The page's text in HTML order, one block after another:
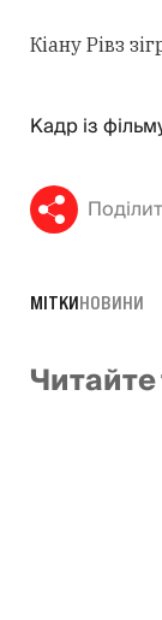
Кіану Рівз
Кадр із
МІТКИНОВИНИ